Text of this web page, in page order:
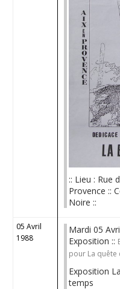
:: Lieu : Rue
Provence ::
Noire ::
05 Avril
1988
Mardi 05
Exposition ::
pour La quête
Exposition
temps